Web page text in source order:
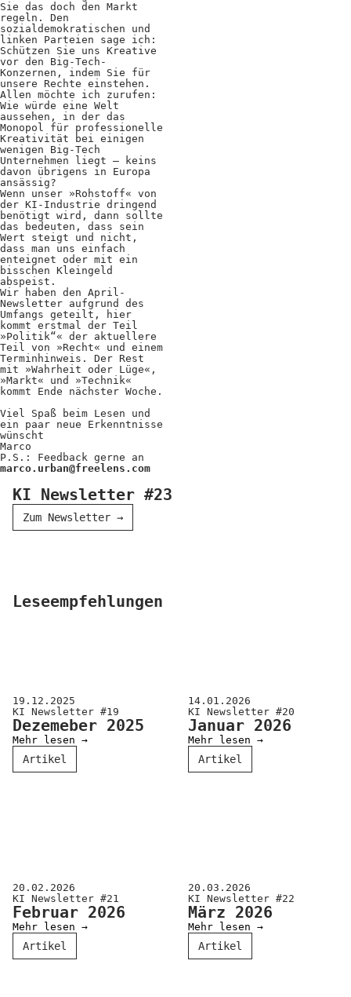
Login
Sie das doch den Markt
regeln. Den
sozialdemokratischen und
linken Parteien sage ich:
Schützen Sie uns Kreative
vor den Big-Tech-
Konzernen, indem Sie für
unsere Rechte einstehen.
Allen möchte ich zurufen:
Wie würde eine Welt
aussehen, in der das
Monopol für professionelle
Kreativität bei einigen
wenigen Big-Tech
Unternehmen liegt – keins
davon übrigens in Europa
ansässig?
Wenn unser »Rohstoff« von
der KI-Industrie dringend
benötigt wird, dann sollte
das bedeuten, dass sein
Wert steigt und nicht,
dass man uns einfach
enteignet oder mit ein
bisschen Kleingeld
abspeist.
Wir haben den April-
Newsletter aufgrund des
Umfangs geteilt, hier
kommt erstmal der Teil
»Politik“« der aktuellere
Teil von »Recht« und einem
Terminhinweis. Der Rest
mit »Wahrheit oder Lüge«,
»Markt« und »Technik«
kommt Ende nächster Woche.
Viel Spaß beim Lesen und
ein paar neue Erkenntnisse
wünscht
Marco
P.S.: Feedback gerne an
marco.urban@freelens.com
KI Newsletter #23
Zum Newsletter →
Leseempfehlungen
19.12.2025
KI Newsletter #19
Dezemeber 2025
Mehr lesen →
Artikel
14.01.2026
KI Newsletter #20
Januar 2026
Mehr lesen →
Artikel
20.02.2026
KI Newsletter #21
Februar 2026
Mehr lesen →
Artikel
20.03.2026
KI Newsletter #22
März 2026
Mehr lesen →
Artikel